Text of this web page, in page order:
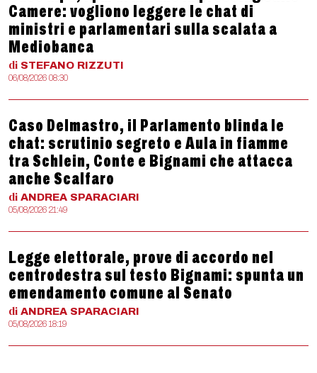
Camere: vogliono leggere le chat di
ministri e parlamentari sulla scalata a
Mediobanca
di STEFANO RIZZUTI
06/08/2026 08:30
Caso Delmastro, il Parlamento blinda le
chat: scrutinio segreto e Aula in fiamme
tra Schlein, Conte e Bignami che attacca
anche Scalfaro
di ANDREA SPARACIARI
05/08/2026 21:49
Legge elettorale, prove di accordo nel
centrodestra sul testo Bignami: spunta un
emendamento comune al Senato
di ANDREA SPARACIARI
05/08/2026 18:19